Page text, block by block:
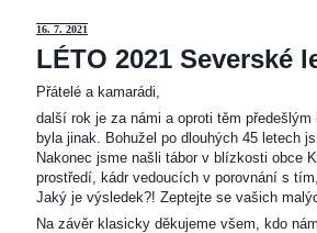
16. 7. 2021
LÉTO 2021 Severské
Přátelé a kamarádi,
další rok je za námi a oproti těm
byla jinak. Bohužel po dlouhých 45 letech
Nakonec jsme našli tábor v blízkosti obce
prostředí, kádr vedoucích v porovnání s
Jaký je výsledek?! Zeptejte se vašich
Na závěr klasicky děkujeme všem, kdo